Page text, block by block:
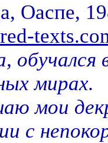
Оаспе,
обучался
мирах.
мои
с